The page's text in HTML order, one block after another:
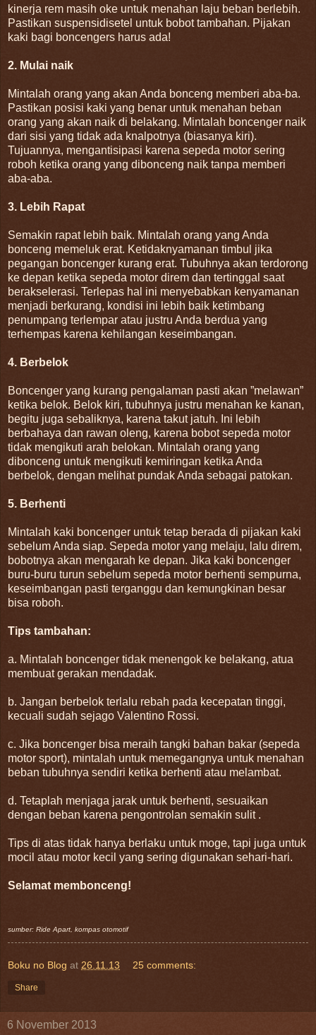
kinerja rem masih oke untuk menahan laju beban berlebih.
Pastikan suspensidisetel untuk bobot tambahan. Pijakan
kaki bagi boncengers harus ada!
2. Mulai naik
Mintalah orang yang akan Anda bonceng memberi aba-ba.
Pastikan posisi kaki yang benar untuk menahan beban
orang yang akan naik di belakang. Mintalah boncenger naik
dari sisi yang tidak ada knalpotnya (biasanya kiri).
Tujuannya, mengantisipasi karena sepeda motor sering
roboh ketika orang yang dibonceng naik tanpa memberi
aba-aba.
3. Lebih Rapat
Semakin rapat lebih baik. Mintalah orang yang Anda
bonceng memeluk erat. Ketidaknyamanan timbul jika
pegangan boncenger kurang erat. Tubuhnya akan terdorong
ke depan ketika sepeda motor direm dan tertinggal saat
berakselerasi. Terlepas hal ini menyebabkan kenyamanan
menjadi berkurang, kondisi ini lebih baik ketimbang
penumpang terlempar atau justru Anda berdua yang
terhempas karena kehilangan keseimbangan.
4. Berbelok
Boncenger yang kurang pengalaman pasti akan ”melawan”
ketika belok. Belok kiri, tubuhnya justru menahan ke kanan,
begitu juga sebaliknya, karena takut jatuh. Ini lebih
berbahaya dan rawan oleng, karena bobot sepeda motor
tidak mengikuti arah belokan. Mintalah orang yang
dibonceng untuk mengikuti kemiringan ketika Anda
berbelok, dengan melihat pundak Anda sebagai patokan.
5. Berhenti
Mintalah kaki boncenger untuk tetap berada di pijakan kaki
sebelum Anda siap. Sepeda motor yang melaju, lalu direm,
bobotnya akan mengarah ke depan. Jika kaki boncenger
buru-buru turun sebelum sepeda motor berhenti sempurna,
keseimbangan pasti terganggu dan kemungkinan besar
bisa roboh.
Tips tambahan:
a. Mintalah boncenger tidak menengok ke belakang, atua
membuat gerakan mendadak.
b. Jangan berbelok terlalu rebah pada kecepatan tinggi,
kecuali sudah sejago Valentino Rossi.
c. Jika boncenger bisa meraih tangki bahan bakar (sepeda
motor sport), mintalah untuk memegangnya untuk menahan
beban tubuhnya sendiri ketika berhenti atau melambat.
d. Tetaplah menjaga jarak untuk berhenti, sesuaikan
dengan beban karena pengontrolan semakin sulit .
Tips di atas tidak hanya berlaku untuk moge, tapi juga untuk
mocil atau motor kecil yang sering digunakan sehari-hari.
Selamat membonceng!
sumber: Ride Apart, kompas otomotif
Boku no Blog at 26.11.13 25 comments:
Share
6 November 2013